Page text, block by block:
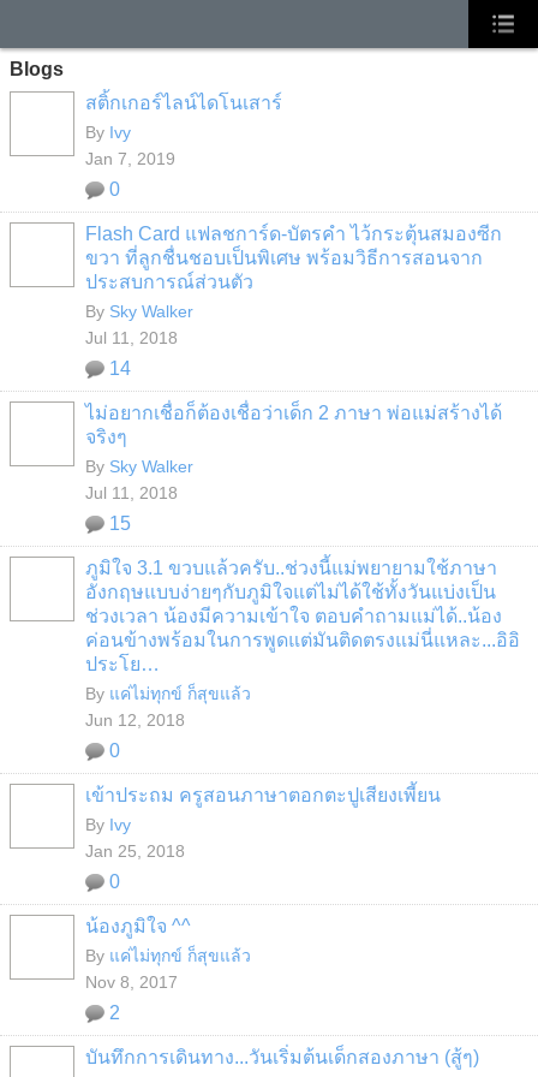
Blogs
สติ้กเกอร์ไลน์ไดโนเสาร์
By Ivy
Jan 7, 2019
0
Flash Card แฟลชการ์ด-บัตรคำ ไว้กระตุ้นสมองซีก
ขวา ที่ลูกชื่นชอบเป็นพิเศษ พร้อมวิธีการสอนจาก
ประสบการณ์ส่วนตัว
By Sky Walker
Jul 11, 2018
14
ไม่อยากเชื่อก็ต้องเชื่อว่าเด็ก 2 ภาษา พ่อแม่สร้างได้
จริงๆ
By Sky Walker
Jul 11, 2018
15
ภูมิใจ 3.1 ขวบแล้วครับ..ช่วงนี้แม่พยายามใช้ภาษา
อังกฤษแบบง่ายๆกับภูมิใจแต่ไม่ได้ใช้ทั้งวันแบ่งเป็น
ช่วงเวลา น้องมีความเข้าใจ ตอบคำถามแม่ได้..น้อง
ค่อนข้างพร้อมในการพูดแต่มันติดตรงแม่นี่แหละ...อิอิ
ประโย…
By แค่ไม่ทุกข์ ก็สุขแล้ว
Jun 12, 2018
0
เข้าประถม ครูสอนภาษาตอกตะปูเสียงเพี้ยน
By Ivy
Jan 25, 2018
0
น้องภูมิใจ ^^
By แค่ไม่ทุกข์ ก็สุขแล้ว
Nov 8, 2017
2
บันทึกการเดินทาง...วันเริ่มต้นเด็กสองภาษา (สู้ๆ)